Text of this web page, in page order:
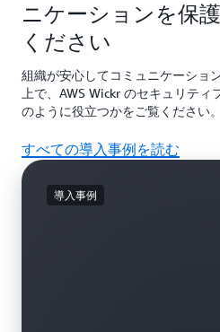
ニケーションを保
ください
組織が安心してコミュニケーショ
上で、AWS Wickr のセキュリテ
のように役立つかをご覧ください。
すべての導入事例を読む
導入事例